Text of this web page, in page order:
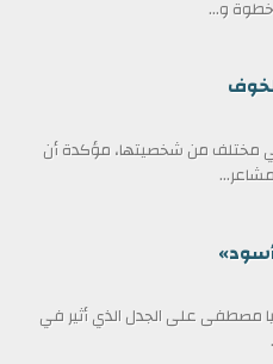
خطوة و...
مختلف من شخصيتها، مؤكدة أن
أسود»
مصطفى على الجدل الذي أثير في